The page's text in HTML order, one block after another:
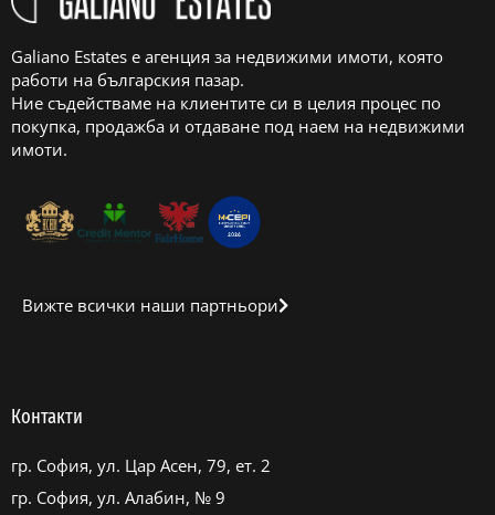
Galiano Estates е агенция за недвижими имоти, която
работи на българския пазар.
Ние съдействаме на клиентите си в целия процес по
покупка, продажба и отдаване под наем на недвижими
имоти.
Вижте всички наши партньори
Контакти
гр. София, ул. Цар Асен, 79, ет. 2
гр. София, ул. Алабин, № 9